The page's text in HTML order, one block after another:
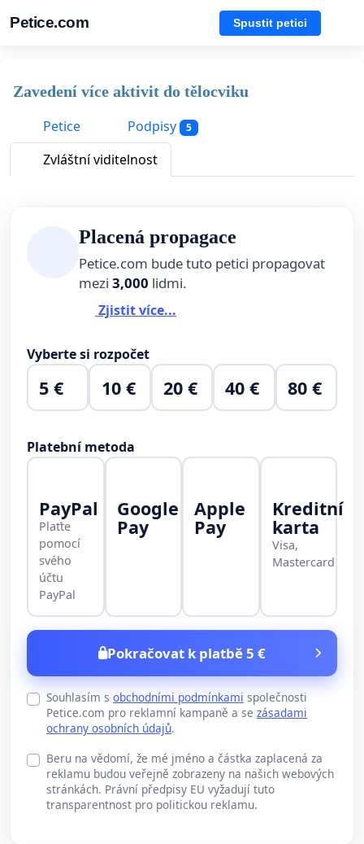
Petice.com Spustit petici
Zavedení více aktivit do tělocviku
Petice
Podpisy 5
Zvláštní viditelnost
Placená propagace
Petice.com bude tuto petici propagovat
mezi 3,000 lidmi.
Zjistit více...
Vyberte si rozpočet
5 € 10 € 20 € 40 € 80 €
Platební metoda
PayPal
Plaťte
pomocí
svého
účtu
PayPal
Google
Pay
Apple
Pay
Kreditní
karta
Visa,
Mastercard
Pokračovat k platbě 5 €
Souhlasím s obchodními podmínkami společnosti
Petice.com pro reklamní kampaně a se zásadami
ochrany osobních údajů.
Beru na vědomí, že mé jméno a částka zaplacená za
reklamu budou veřejně zobrazeny na našich webových
stránkách. Právní předpisy EU vyžadují tuto
transparentnost pro politickou reklamu.